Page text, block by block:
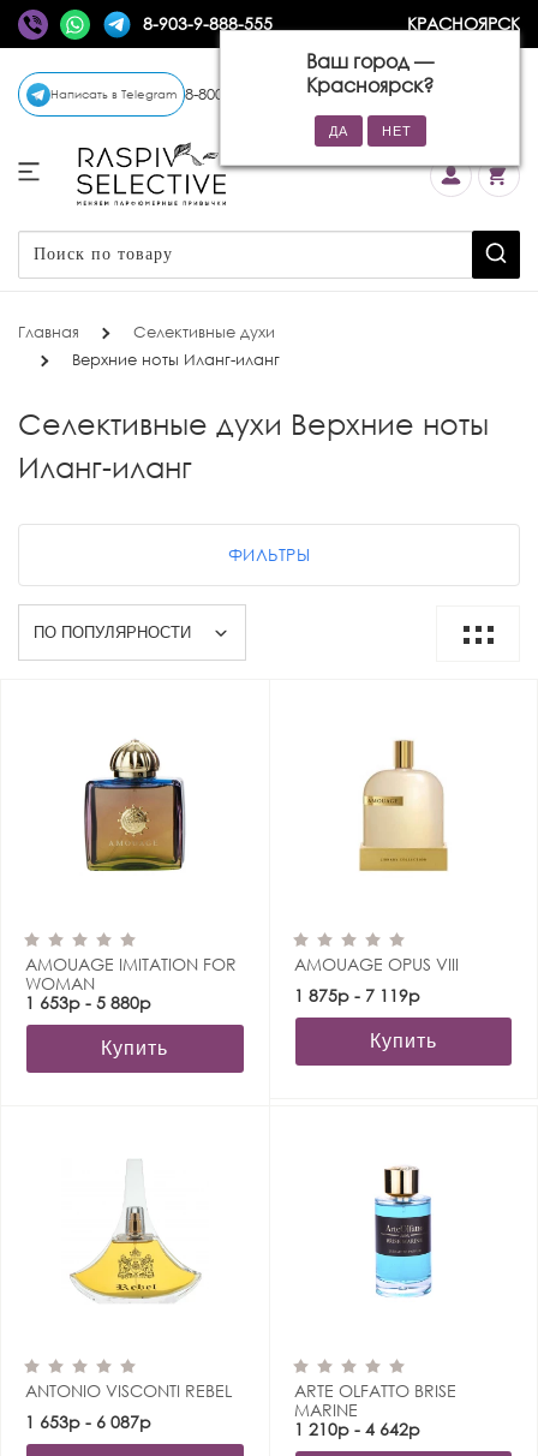
8-903-9-888-555 КРАСНОЯРСК
Ваш город —
Красноярск?
Написать в Telegram 8-800-770-72-34 (бесплатно)
Главная
Селективные духи
Верхние ноты Иланг-иланг
Селективные духи Верхние ноты
Иланг-иланг
ФИЛЬТРЫ
AMOUAGE IMITATION FOR
WOMAN
1 653р - 5 880р
Купить
AMOUAGE OPUS VIII
1 875р - 7 119р
Купить
ANTONIO VISCONTI REBEL
1 653р - 6 087р
ARTE OLFATTO BRISE
MARINE
1 210р - 4 642р